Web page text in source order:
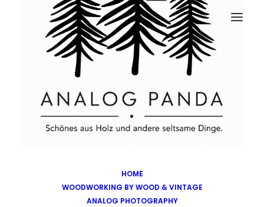
HOME
WOODWORKING BY WOOD & VINTAGE
ANALOG PHOTOGRAPHY